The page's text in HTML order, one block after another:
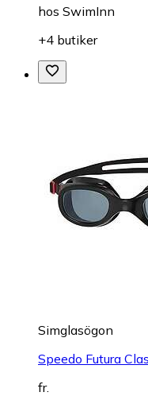
hos SwimInn
+4 butiker
Simglasögon
Speedo Futura
fr.